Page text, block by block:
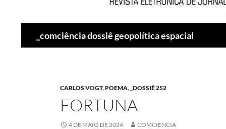
_comciência dossiê geopolítica espacial
CARLOS VOGT,POEMA, _DOSSIÊ 252
FORTUNA
4 DE MAIO DE 2024 COMCIENCIA